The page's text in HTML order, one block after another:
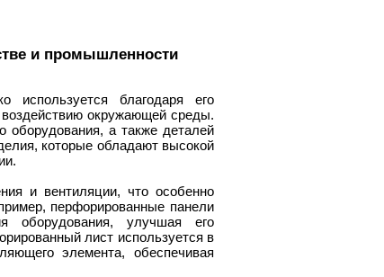
и промышленности
благодаря его
воздействию окружающей среды.
оборудования, а также деталей
которые обладают высокой
и вентиляции, что особенно
перфорированные панели
оборудования, улучшая его
лист используется в
элемента, обеспечивая